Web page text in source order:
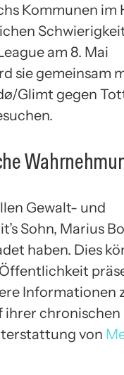
Kommunen im
am 8. Mai
sie gemeinsam
Glimt gegen
Gewalt- und
Sohn, Marius
haben. Dies
Informationen
ihrer chronischen
von